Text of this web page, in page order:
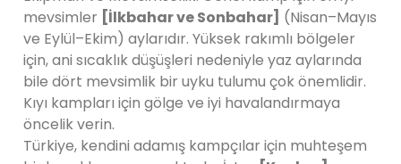
mevsimler [İlkbahar ve Sonbahar] (Nisan–Mayıs
ve Eylül–Ekim) aylarıdır. Yüksek rakımlı bölgeler
için, ani sıcaklık düşüşleri nedeniyle yaz aylarında
bile dört mevsimlik bir uyku tulumu çok önemlidir.
Kıyı kampları için gölge ve iyi havalandırmaya
öncelik verin.
Türkiye, kendini adamış kampçılar için muhteşem